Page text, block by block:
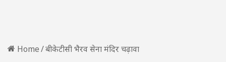
Home/बीकेटीसी भैरव सेना मंदिर चढ़ावा